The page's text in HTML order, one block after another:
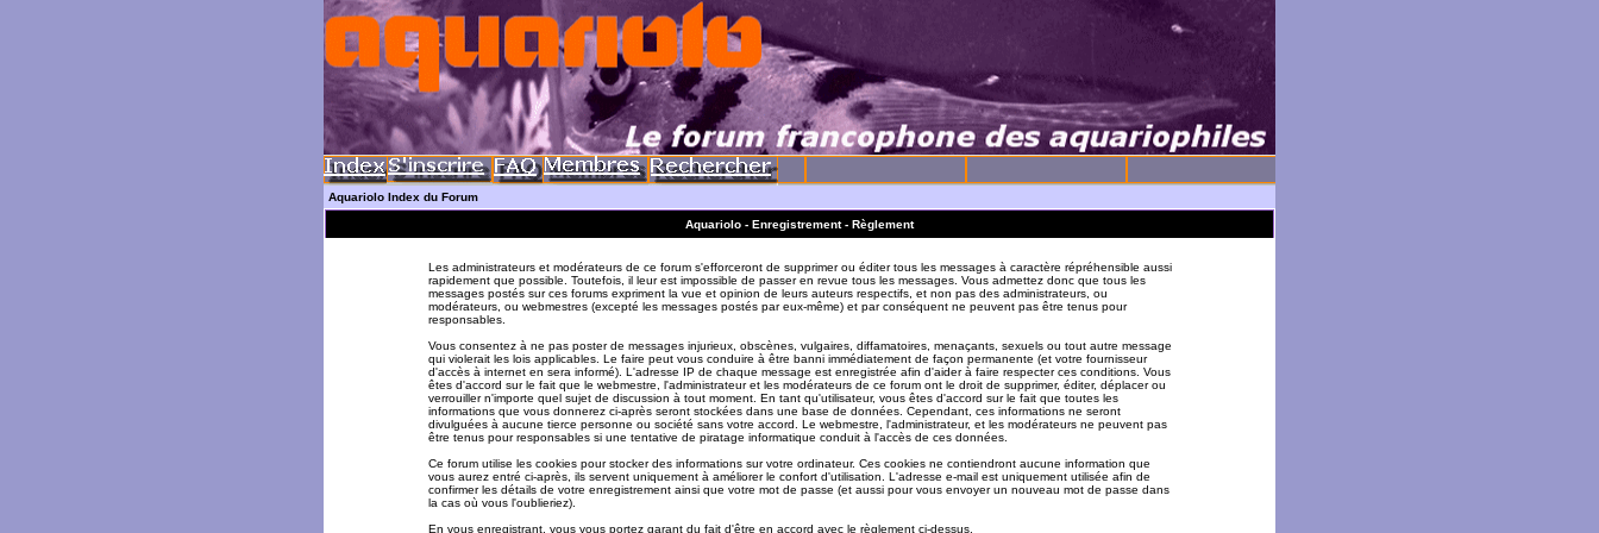
Aquariolo Index du Forum
Aquariolo - Enregistrement - Règlement
Les administrateurs et modérateurs de ce forum s'efforceront de supprimer ou éditer tous les messages à caractère répréhensible aussi
rapidement que possible. Toutefois, il leur est impossible de passer en revue tous les messages. Vous admettez donc que tous les
messages postés sur ces forums expriment la vue et opinion de leurs auteurs respectifs, et non pas des administrateurs, ou
modérateurs, ou webmestres (excepté les messages postés par eux-même) et par conséquent ne peuvent pas être tenus pour
responsables.
Vous consentez à ne pas poster de messages injurieux, obscènes, vulgaires, diffamatoires, menaçants, sexuels ou tout autre message
qui violerait les lois applicables. Le faire peut vous conduire à être banni immédiatement de façon permanente (et votre fournisseur
d'accès à internet en sera informé). L'adresse IP de chaque message est enregistrée afin d'aider à faire respecter ces conditions. Vous
êtes d'accord sur le fait que le webmestre, l'administrateur et les modérateurs de ce forum ont le droit de supprimer, éditer, déplacer ou
verrouiller n'importe quel sujet de discussion à tout moment. En tant qu'utilisateur, vous êtes d'accord sur le fait que toutes les
informations que vous donnerez ci-après seront stockées dans une base de données. Cependant, ces informations ne seront
divulguées à aucune tierce personne ou société sans votre accord. Le webmestre, l'administrateur, et les modérateurs ne peuvent pas
être tenus pour responsables si une tentative de piratage informatique conduit à l'accès de ces données.
Ce forum utilise les cookies pour stocker des informations sur votre ordinateur. Ces cookies ne contiendront aucune information que
vous aurez entré ci-après, ils servent uniquement à améliorer le confort d'utilisation. L'adresse e-mail est uniquement utilisée afin de
confirmer les détails de votre enregistrement ainsi que votre mot de passe (et aussi pour vous envoyer un nouveau mot de passe dans
la cas où vous l'oublieriez).
En vous enregistrant, vous vous portez garant du fait d'être en accord avec le règlement ci-dessus.